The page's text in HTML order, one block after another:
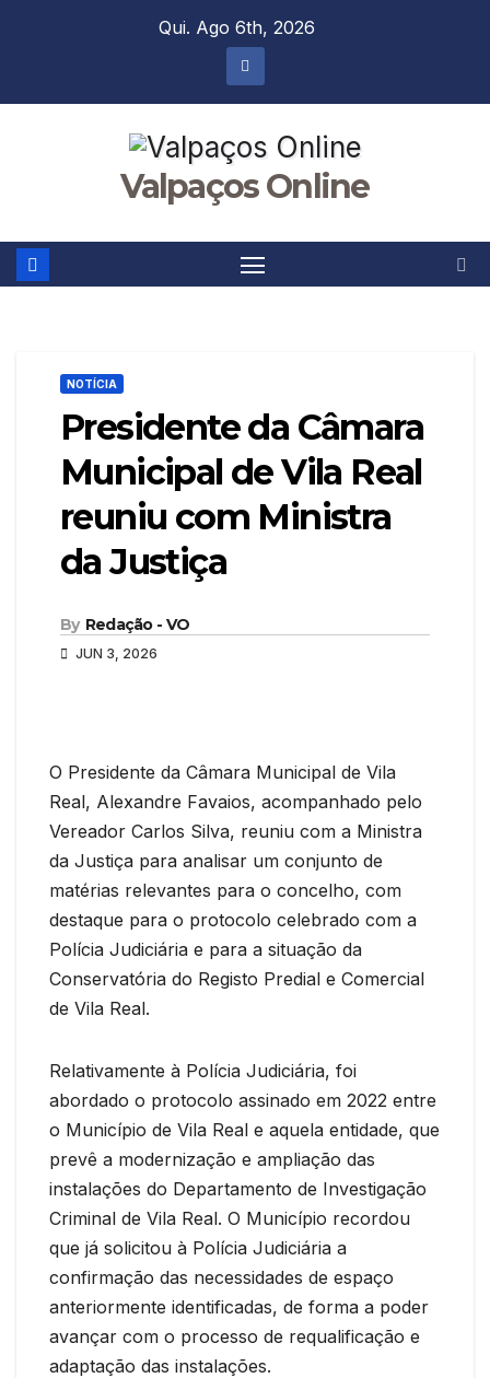
Qui. Ago 6th, 2026
Valpaços Online
NOTÍCIA
Presidente da Câmara
Municipal de Vila Real
reuniu com Ministra
da Justiça
By Redação - VO
JUN 3, 2026
O Presidente da Câmara Municipal de Vila
Real, Alexandre Favaios, acompanhado pelo
Vereador Carlos Silva, reuniu com a Ministra
da Justiça para analisar um conjunto de
matérias relevantes para o concelho, com
destaque para o protocolo celebrado com a
Polícia Judiciária e para a situação da
Conservatória do Registo Predial e Comercial
de Vila Real.
Relativamente à Polícia Judiciária, foi
abordado o protocolo assinado em 2022 entre
o Município de Vila Real e aquela entidade, que
prevê a modernização e ampliação das
instalações do Departamento de Investigação
Criminal de Vila Real. O Município recordou
que já solicitou à Polícia Judiciária a
confirmação das necessidades de espaço
anteriormente identificadas, de forma a poder
avançar com o processo de requalificação e
adaptação das instalações.